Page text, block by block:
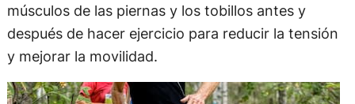
músculos de las piernas y los tobillos antes y
después de hacer ejercicio para reducir la tensión
y mejorar la movilidad.